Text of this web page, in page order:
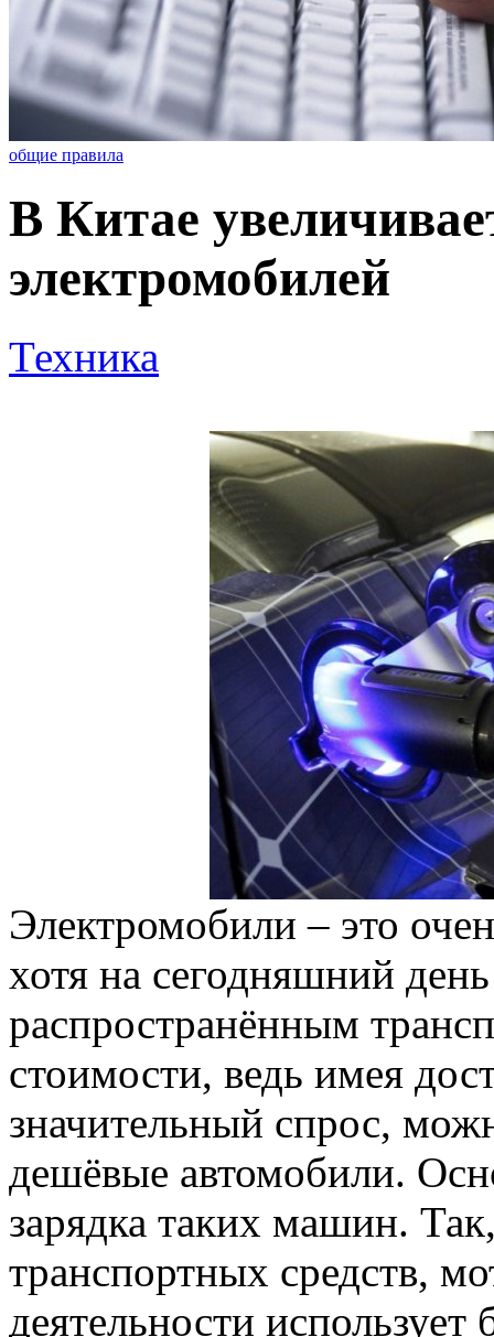
общие правила
В Китае
электромобилей
Техника
Электромобили – это
хотя на сегодняшний день
распространённым
стоимости, ведь имея
значительный спрос,
дешёвые автомобили.
зарядка таких машин.
транспортных средств,
деятельности